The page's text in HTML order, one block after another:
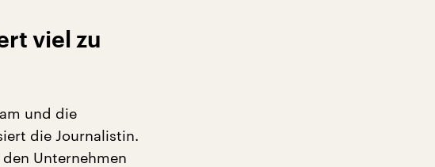
viel zu
und die
die Journalistin.
Unternehmen